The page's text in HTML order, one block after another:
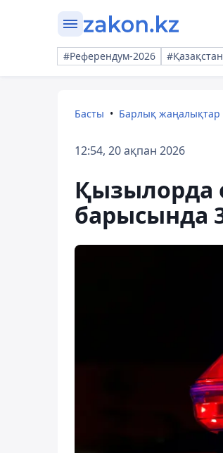
#Референдум-2026
Басты Барлық жаңалықтар
12:54, 20 ақпан 2026
Қызылорда
барысында